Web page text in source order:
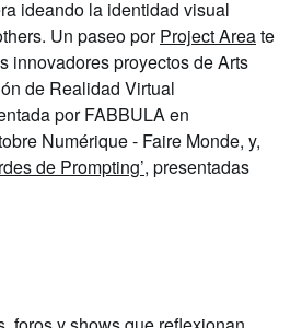
ideando la identidad visual
. Un paseo porProject Areate
innovadores proyectos deArts
de Realidad Virtual
porFABBULAen
Numérique - Faire Monde, y,
de Prompting’, presentadas